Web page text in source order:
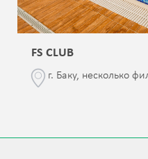
FS CLUB
г. Баку, несколько